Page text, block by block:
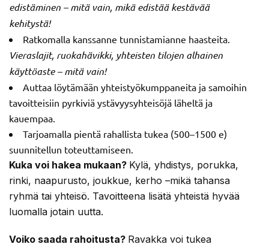
edistäminen – mitä vain, mikä edistää kestävää
kehitystä!
Ratkomalla kanssanne tunnistamianne haasteita.
Vieraslajit, ruokahävikki, yhteisten tilojen alhainen
käyttöaste – mitä vain!
Auttaa löytämään yhteistyökumppaneita ja samoihin
tavoitteisiin pyrkiviä ystävyysyhteisöjä läheltä ja
kauempaa.
Tarjoamalla pientä rahallista tukea (500–1500 e)
suunnitellun toteuttamiseen.
Kuka voi hakea mukaan? Kylä, yhdistys, porukka,
rinki, naapurusto, joukkue, kerho –mikä tahansa
ryhmä tai yhteisö. Tavoitteena lisätä yhteistä hyvää
luomalla jotain uutta.
Voiko saada rahoitusta? Ravakka voi tukea